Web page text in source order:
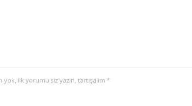
ilk yorumu siz yazın, tartışalım *